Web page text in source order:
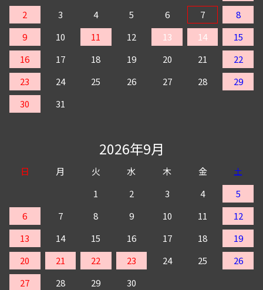
2
3 4 5 6 7
8
9
10 11 12 13 14
15
16
17 18 19 20 21
22
23
24 25 26 27 28
29
30
31
2026年9月
日 月 火 水 木 金
土
1
2 3 4
5
6
7 8 9 10 11
12
13
14 15 16 17 18
19
20
21 22 23 24 25
26
27
28 29
30